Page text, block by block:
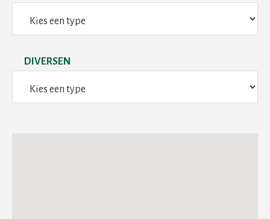
DIVERSEN